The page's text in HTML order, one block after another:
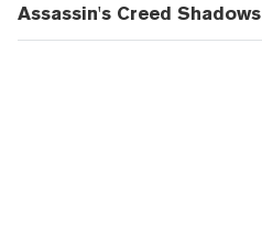
Assassin's Creed Shadows